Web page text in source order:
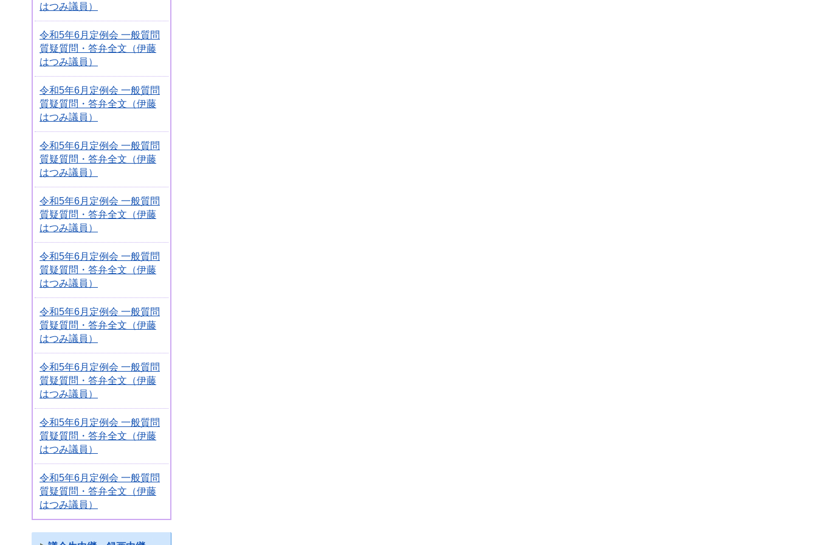
はつみ議員）
令和5年6月定例会 一般質問
質疑質問・答弁全文（伊藤
はつみ議員）
令和5年6月定例会 一般質問
質疑質問・答弁全文（伊藤
はつみ議員）
令和5年6月定例会 一般質問
質疑質問・答弁全文（伊藤
はつみ議員）
令和5年6月定例会 一般質問
質疑質問・答弁全文（伊藤
はつみ議員）
令和5年6月定例会 一般質問
質疑質問・答弁全文（伊藤
はつみ議員）
令和5年6月定例会 一般質問
質疑質問・答弁全文（伊藤
はつみ議員）
令和5年6月定例会 一般質問
質疑質問・答弁全文（伊藤
はつみ議員）
令和5年6月定例会 一般質問
質疑質問・答弁全文（伊藤
はつみ議員）
令和5年6月定例会 一般質問
質疑質問・答弁全文（伊藤
はつみ議員）